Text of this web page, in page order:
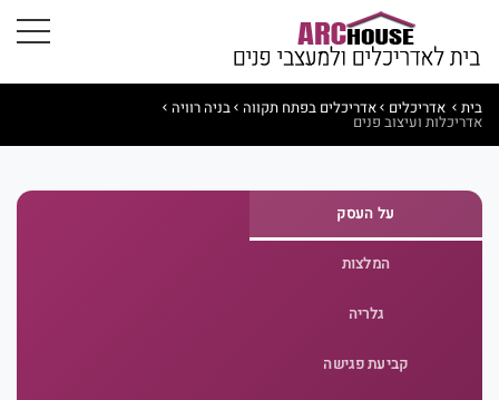
בית אדריכלים אדריכלים בפתח תקווה בניה רוויה
אדריכלות ועיצוב פנים
על העסק
המלצות
גלריה
קביעת פגישה